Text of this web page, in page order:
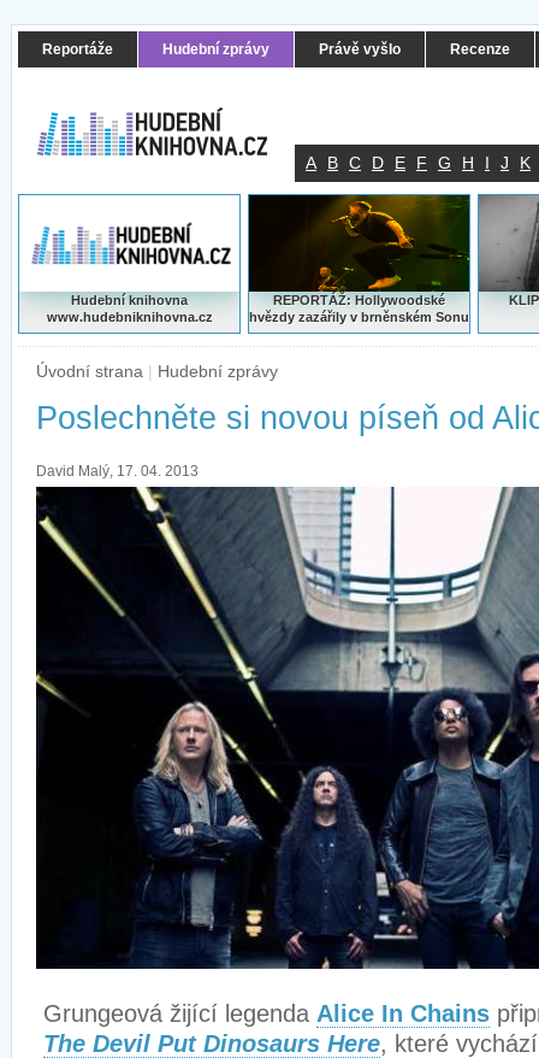
Reportáže Hudební zprávy Právě vyšlo Recenze
A B C D E F G H I J K
Hudební knihovna
www.hudebniknihovna.cz
REPORTÁŽ: Hollywoodské
hvězdy zazářily v brněnském Sonu
Úvodní strana | Hudební zprávy
Poslechněte si novou píseň od
David Malý, 17. 04. 2013
Grungeová žijící legenda Alice In Chains
The Devil Put Dinosaurs Here, které